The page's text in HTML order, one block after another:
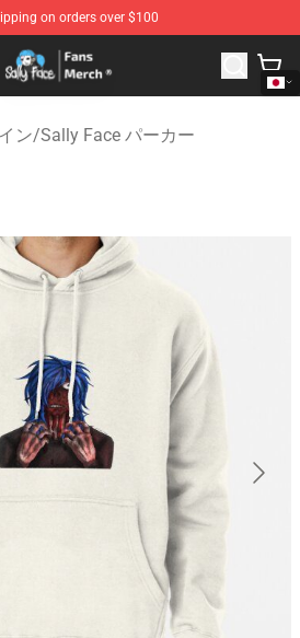
on orders over $100
Sally Face Merchandise Shop
ン/Sally Face パーカー